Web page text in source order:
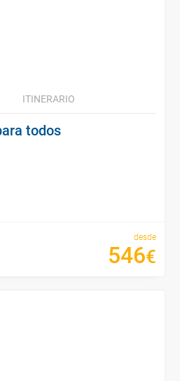
ITINERARIO
todos
desde
546€